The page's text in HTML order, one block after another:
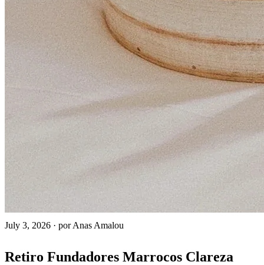
July 3, 2026 · por Anas Amalou
Retiro Fundadores Marrocos Clareza